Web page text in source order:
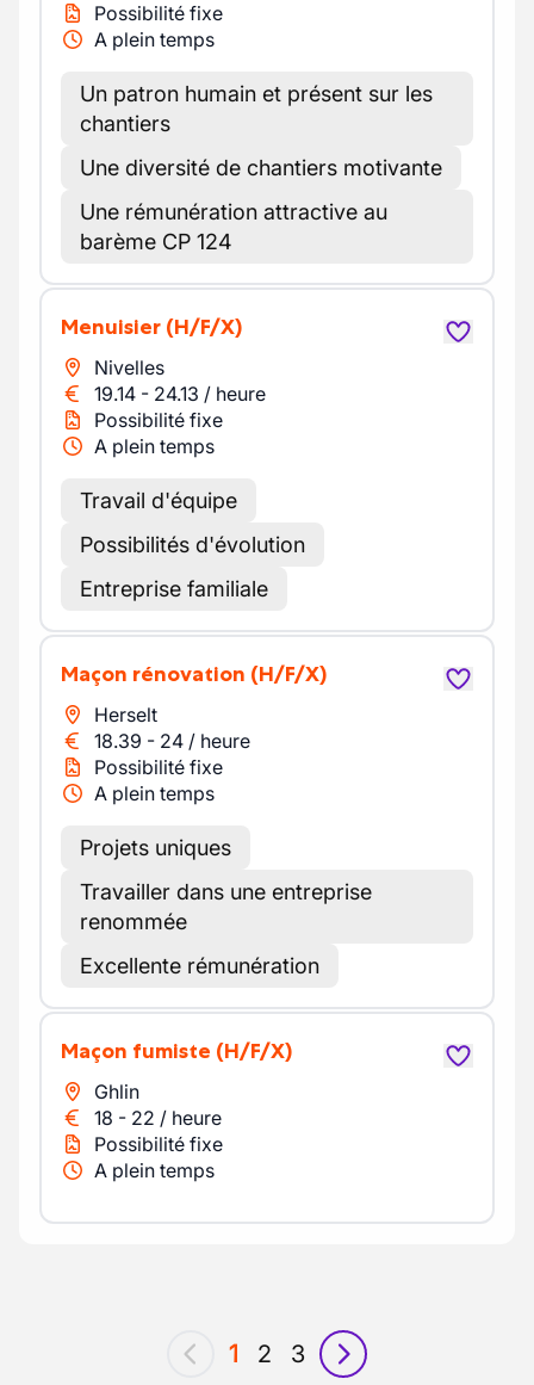
Possibilité fixe
A plein temps
Un patron humain et présent sur les
chantiers
Une diversité de chantiers motivante
Une rémunération attractive au
barème CP 124
Menuisier (H/F/X)
Nivelles
19.14 - 24.13 / heure
Possibilité fixe
A plein temps
Travail d'équipe
Possibilités d'évolution
Entreprise familiale
Maçon rénovation (H/F/X)
Herselt
18.39 - 24 / heure
Possibilité fixe
A plein temps
Projets uniques
Travailler dans une entreprise
renommée
Excellente rémunération
maçon fumiste (H/F/X)
Ghlin
18 - 22 / heure
Possibilité fixe
A plein temps
précédent
1 2 3
suivant